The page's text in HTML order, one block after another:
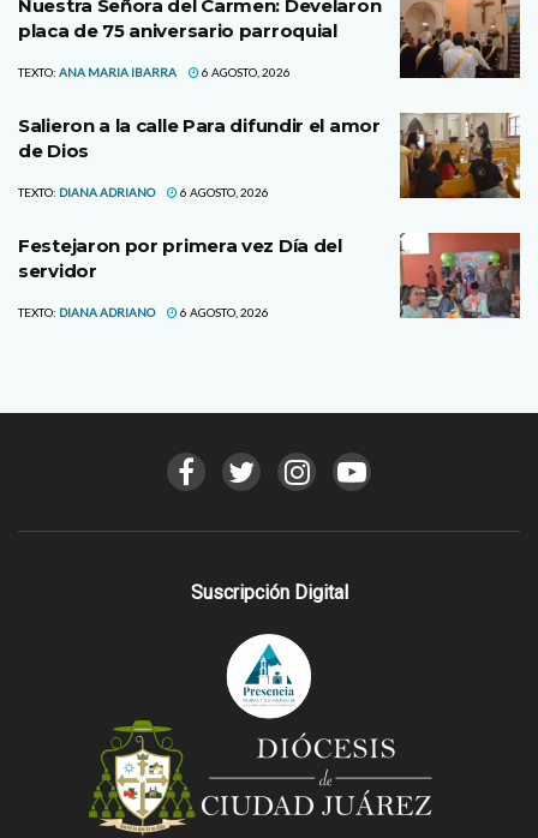
Nuestra Señora del Carmen: Develaron
placa de 75 aniversario parroquial
TEXTO: ANA MARIA IBARRA 6 AGOSTO, 2026
Salieron a la calle Para difundir el amor
de Dios
TEXTO: DIANA ADRIANO 6 AGOSTO, 2026
Festejaron por primera vez Día del
servidor
TEXTO: DIANA ADRIANO 6 AGOSTO, 2026
Suscripción Digital